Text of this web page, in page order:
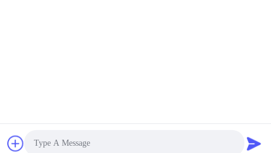
গোপনীয়তা নীতি |চীন ভালো মানের ইন্টিগ্রেটেড সার্কিট ICS সরবরাহকারী.কপিরাইট © 2023-2026